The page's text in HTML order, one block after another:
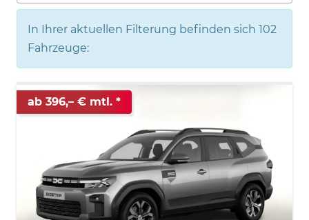
In Ihrer aktuellen Filterung befinden sich 102
Fahrzeuge:
ab 396,– € mtl.